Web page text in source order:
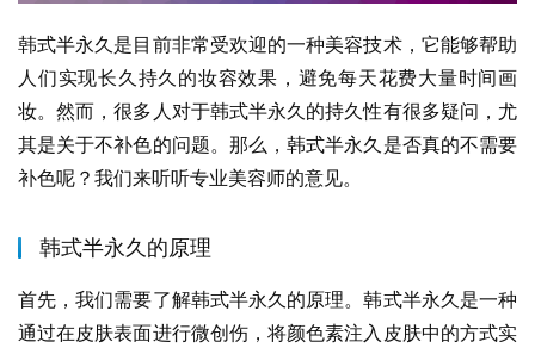
韩式半永久是目前非常受欢迎的一种美容技术，它能够帮助
人们实现长久持久的妆容效果，避免每天花费大量时间画
妆。然而，很多人对于韩式半永久的持久性有很多疑问，尤
其是关于不补色的问题。那么，韩式半永久是否真的不需要
补色呢？我们来听听专业美容师的意见。
韩式半永久的原理
首先，我们需要了解韩式半永久的原理。韩式半永久是一种
通过在皮肤表面进行微创伤，将颜色素注入皮肤中的方式实